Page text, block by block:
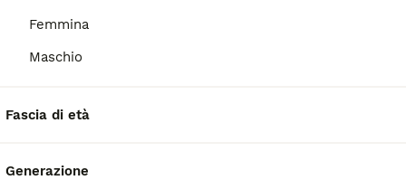
Femmina
Maschio
Fascia di età
Generazione
ruvido e morbido, è una delle sue
Bedlington Terrier?